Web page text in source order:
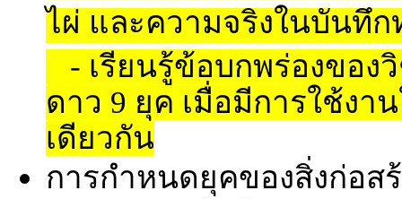
ไผ่ และความจริงในบันทึก
- เรียนรู้ข้อบกพร่องของ
ดาว 9 ยุค เมื่อมีการใช้งา
เดียวกัน
การกำหนดยุคของสิ่งก่อส